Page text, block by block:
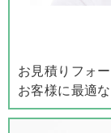
お見積りフォ
お客様に最適